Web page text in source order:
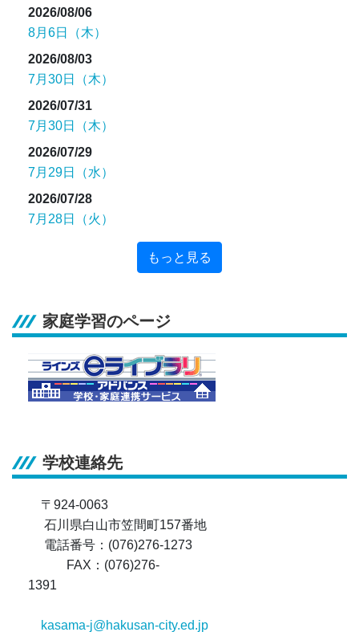
2026/08/06
8月6日（木）
2026/08/03
7月30日（木）
2026/07/31
7月30日（木）
2026/07/29
7月29日（水）
2026/07/28
7月28日（火）
もっと見る
家庭学習のページ
学校連絡先
〒924-0063
石川県白山市笠間町157番地
電話番号：(076)276-1273
FAX：(076)276-
1391
kasama-j@hakusan-city.ed.jp